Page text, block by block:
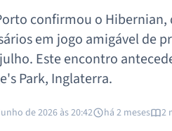
confirmou o
em jogo amigável de
Este encontro
Park, Inglaterra.
de 2026 às 20:42 há 2 meses 2